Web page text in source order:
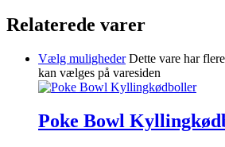
Relaterede varer
Vælg muligheder Dette vare har
kan vælges på varesiden
Poke Bowl